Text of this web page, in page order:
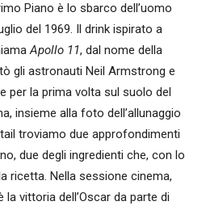
Piano è lo sbarco dell’uomo
del 1969. Il drink ispirato a
Apollo 11, dal nome della
gli astronauti Neil Armstrong e
per la prima volta sul suolo del
insieme alla foto dell’allunaggio
troviamo due approfondimenti
due degli ingredienti che, con lo
ricetta. Nella sessione cinema,
la vittoria dell’Oscar da parte di